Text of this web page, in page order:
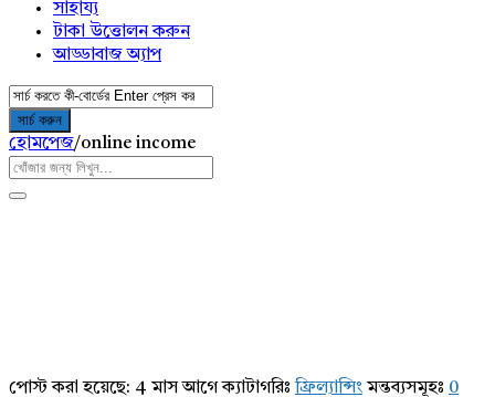
সাহায্য
টাকা উত্তোলন করুন
আড্ডাবাজ অ্যাপ
হোমপেজ/online income
পোস্ট করা হয়েছে: 4 মাস আগে ক্যাটাগরিঃফ্রিল্যান্সিং মন্তব্যসমূহঃ 0